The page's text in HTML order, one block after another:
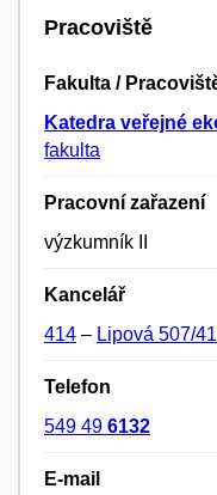
Pracoviště
Fakulta /
Katedra veřejné
fakulta
Pracovní zařazení
výzkumník II
Kancelář
414 – Lipová 507/
Telefon
549 49 6132
E-mail